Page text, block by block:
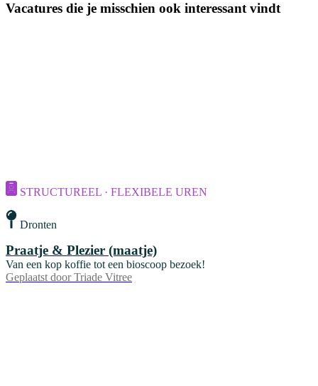
Vacatures die je misschien ook interessant vindt
STRUCTUREEL · FLEXIBELE UREN
Dronten
Praatje & Plezier (maatje)
Van een kop koffie tot een bioscoop bezoek!
Geplaatst door Triade Vitree